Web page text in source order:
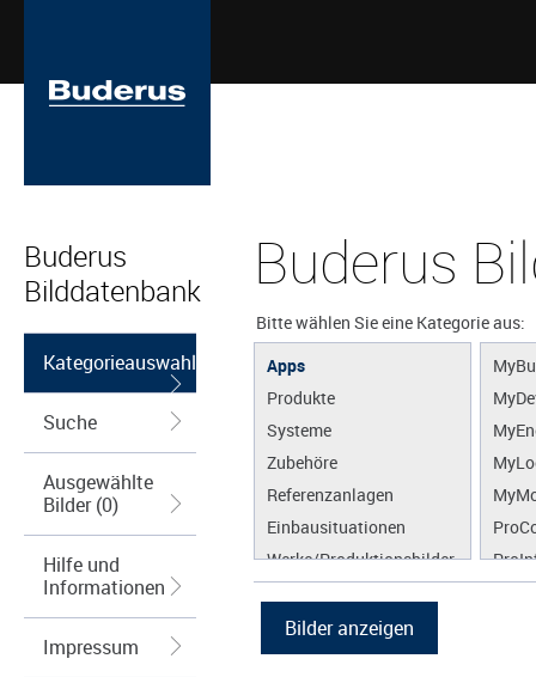
Buderus
Bilddatenbank
Kategorieauswahl
Suche
Ausgewählte
Bilder (0)
Hilfe und
Informationen
Impressum
Buderus
Bitte wählen Sie eine Kategorie aus:
Apps
Produkte
Systeme
Zubehöre
Referenzanlagen
Einbausituationen
Werke/Produktionsbilder
Grafiken